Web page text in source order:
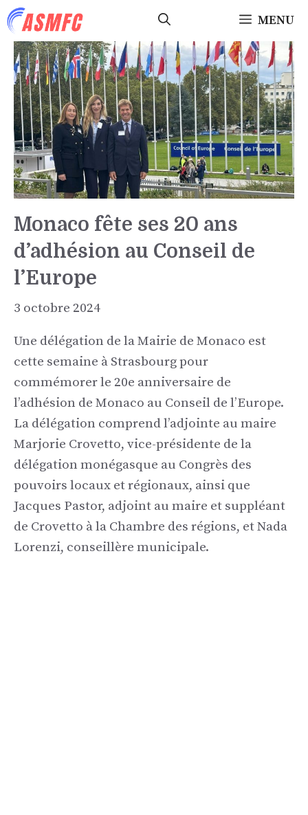
Aller
au
contenu
MENU
Monaco fête ses 20 ans
d’adhésion au Conseil de
l’Europe
3 octobre 2024
Une délégation de la Mairie de Monaco est
cette semaine à Strasbourg pour
commémorer le 20e anniversaire de
l’adhésion de Monaco au Conseil de l’Europe.
La délégation comprend l’adjointe au maire
Marjorie Crovetto, vice-présidente de la
délégation monégasque au Congrès des
pouvoirs locaux et régionaux, ainsi que
Jacques Pastor, adjoint au maire et suppléant
de Crovetto à la Chambre des régions, et Nada
Lorenzi, conseillère municipale.